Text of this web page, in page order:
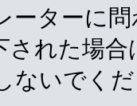
ーターに
された場
ないでく